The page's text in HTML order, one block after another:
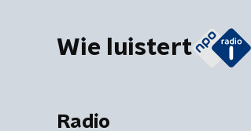
Wie luistert
Radio